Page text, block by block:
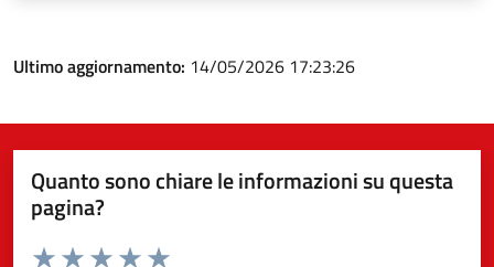
Ultimo aggiornamento: 14/05/2026 17:23:26
Quanto sono chiare le informazioni su questa
pagina?
Valuta da 1 a 5 stelle la pagina